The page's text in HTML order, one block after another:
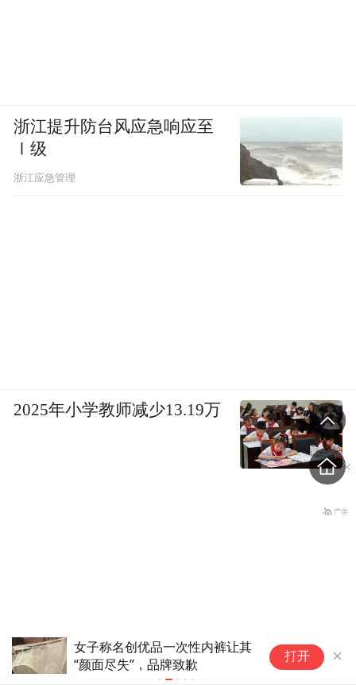
女子称名创优品一次性内裤让其
“颜面尽失”，品牌致歉
打开
浙江提升防台风应急响应至
Ⅰ级
浙江应急管理
2025年小学教师减少13.19万